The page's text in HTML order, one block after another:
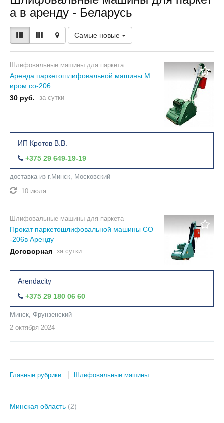
а в аренду - Беларусь
Самые новые
Шлифовальные машины для паркета
Аренда паркетошлифовальной машины М
иром co-206
30 руб.
за сутки
ИП Кротов В.В.
+375 29 649-19-19
доставка из г.Минск, Московский
10 июля
Шлифовальные машины для паркета
Прокат паркетошлифовальной машины СО
-206в Аренду
Договорная за сутки
Arendacity
+375 29 180 06 60
Минск, Фрунзенский
2 октября 2024
Главные рубрики Шлифовальные машины
Минская область (2)